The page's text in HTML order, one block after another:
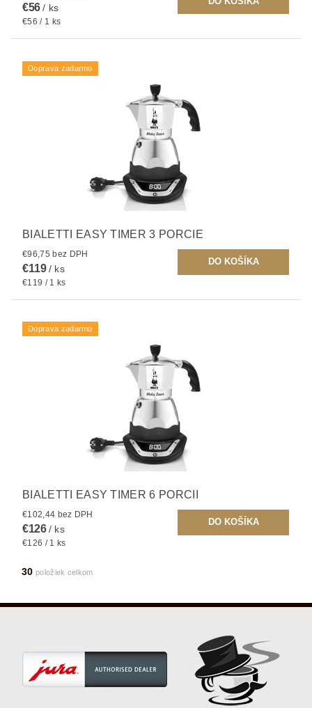
€56/ ks
€56 / 1 ks
Doprava zadarmo
BIALETTI EASY TIMER 3 PORCIE
€96,75 bez DPH
€119/ ks
€119 / 1 ks
Doprava zadarmo
BIALETTI EASY TIMER 6 PORCII
€102,44 bez DPH
€126/ ks
€126 / 1 ks
30 položiek celkom